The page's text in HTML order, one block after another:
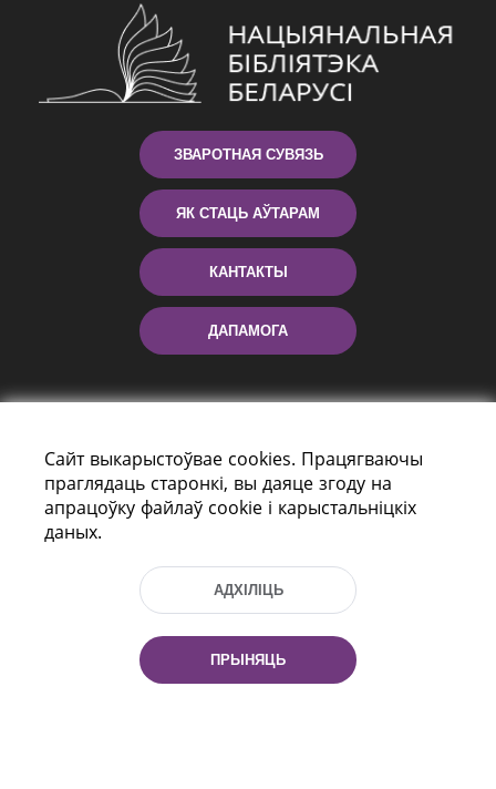
ЗВАРОТНАЯ СУВЯЗЬ
ЯК СТАЦЬ АЎТАРАМ
КАНТАКТЫ
ДАПАМОГА
праспект Незалежнасці 116
г. Мiнск, Рэспубліка Беларусь, 220114
Тэл.: (+375 17) 368 37 37, Факс: (+375 17)
Эл. пошта: inbox@nlb.by
Сайт выкарыстоўвае cookies. Працягваючы
праглядаць старонкі, вы даяце згоду на
апрацоўку файлаў cookie і карыстальніцкіх
даных.
АДХІЛІЦЬ
ПРЫНЯЦЬ